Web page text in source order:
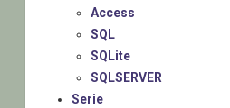
Access
SQL
SQLite
SQLSERVER
Serie